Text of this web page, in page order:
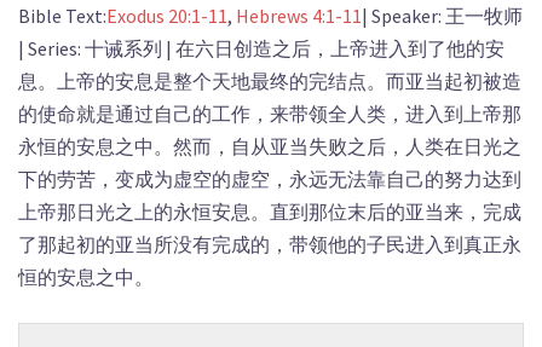
Bible Text:Exodus 20:1-11, Hebrews 4:1-11| Speaker: 王一牧师
| Series: 十诫系列 | 在六日创造之后，上帝进入到了他的安
息。上帝的安息是整个天地最终的完结点。而亚当起初被造
的使命就是通过自己的工作，来带领全人类，进入到上帝那
永恒的安息之中。然而，自从亚当失败之后，人类在日光之
下的劳苦，变成为虚空的虚空，永远无法靠自己的努力达到
上帝那日光之上的永恒安息。直到那位末后的亚当来，完成
了那起初的亚当所没有完成的，带领他的子民进入到真正永
恒的安息之中。